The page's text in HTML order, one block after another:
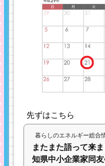
先ずはこちら
暮らしのエネルギー総合
またまた語って来
知県中小企業家同